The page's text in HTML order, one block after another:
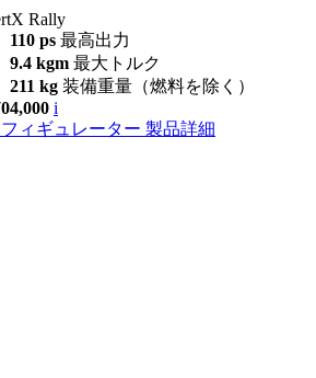
Rally
110 ps 最高出力
9.4 kgm 最大トルク
211 kg 装備重量（燃料を除く）
i
ィギュレーター 製品詳細